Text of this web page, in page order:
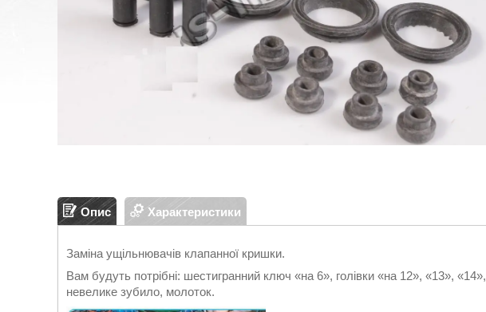
Опис Характеристики
Заміна ущільнювачів клапанної кришки.
Вам будуть потрібні: шестигранний ключ «на 6», голівки «на 12», «13», «14»,
невелике зубило, молоток.